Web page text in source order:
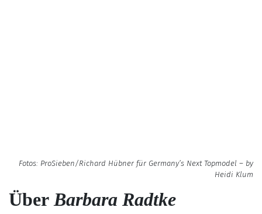
Fotos: ProSieben/Richard Hübner für Germany’s Next Topmodel – by
Heidi Klum
Über Barbara Radtke